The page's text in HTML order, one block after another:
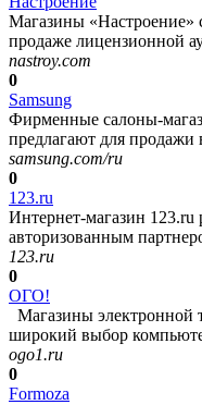
Магазины «Настроение»
продаже лицензионной
nastroy.com
0
Samsung
Фирменные салоны-
предлагают для продажи
samsung.com/ru
0
123.ru
Интернет-магазин 123.ru
авторизованным
123.ru
0
ОГО!
Магазины
широкий выбор
ogo1.ru
0
Formoza